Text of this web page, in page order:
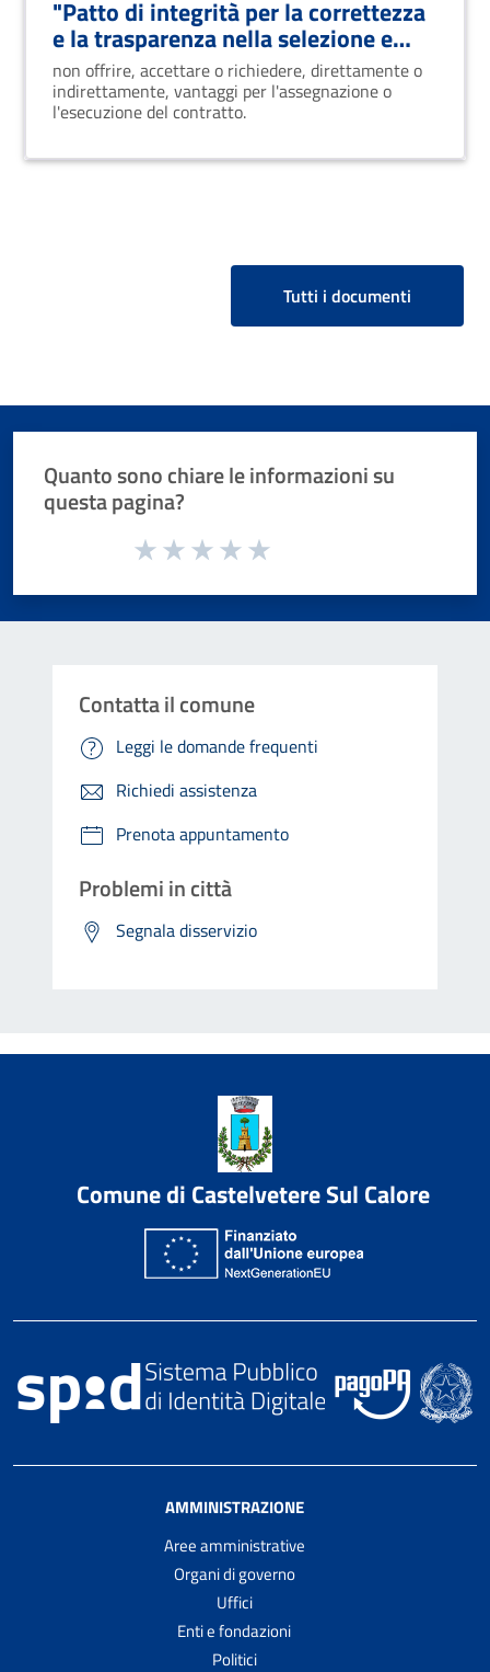
"Patto di integrità per la correttezza
e la trasparenza nella selezione e
affidamento dei contratti"
non offrire, accettare o richiedere, direttamente o
indirettamente, vantaggi per l'assegnazione o
l'esecuzione del contratto.
Tutti i documenti
Quanto sono chiare le informazioni su
questa pagina?
Valuta da 1 a 5 stelle la pagina
Contatta il comune
Leggi le domande frequenti
Richiedi assistenza
Prenota appuntamento
Problemi in città
Segnala disservizio
Comune di Castelvetere Sul Calore
AMMINISTRAZIONE
Aree amministrative
Organi di governo
Uffici
Enti e fondazioni
Politici